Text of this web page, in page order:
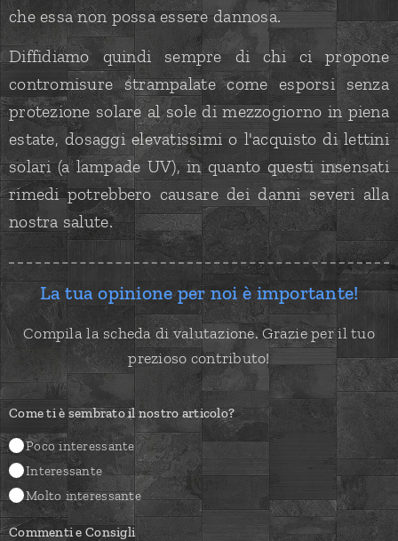
che essa non possa essere dannosa.
Diffidiamo quindi sempre di chi ci propone
contromisure strampalate come esporsi senza
protezione solare al sole di mezzogiorno in piena
estate, dosaggi elevatissimi o l'acquisto di lettini
solari (a lampade UV), in quanto questi insensati
rimedi potrebbero causare dei danni severi alla
nostra salute.
La tua opinione per noi è importante!
Compila la scheda di valutazione. Grazie per il tuo
prezioso contributo!
Come ti è sembrato il nostro articolo?
Poco interessante
Interessante
Molto interessante
Commenti e Consigli